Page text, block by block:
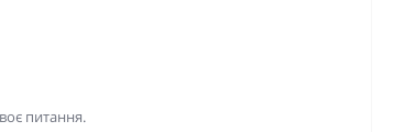
питання.